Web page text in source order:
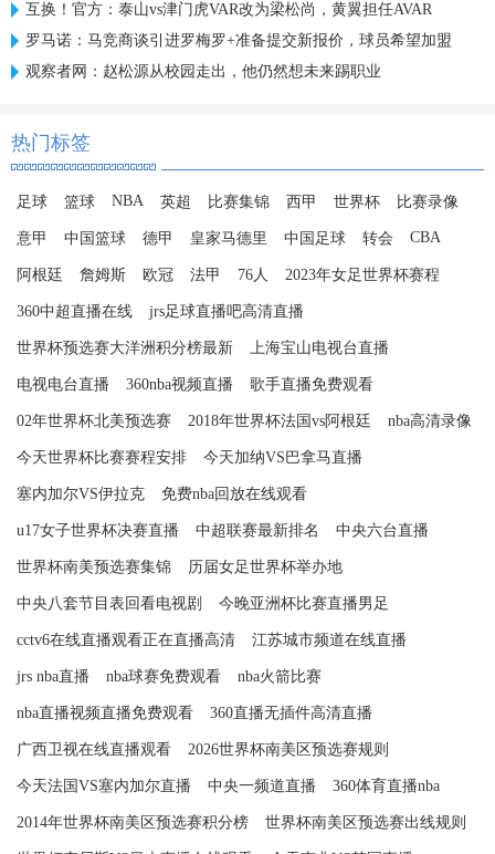
互换！官方：泰山vs津门虎VAR改为梁松尚，黄翼担任AVAR
罗马诺：马竞商谈引进罗梅罗+准备提交新报价，球员希望加盟
观察者网：赵松源从校园走出，他仍然想未来踢职业
热门标签
足球 篮球 NBA 英超 比赛集锦 西甲 世界杯 比赛录像
意甲 中国篮球 德甲 皇家马德里 中国足球 转会 CBA
阿根廷 詹姆斯 欧冠 法甲 76人 2023年女足世界杯赛程
360中超直播在线 jrs足球直播吧高清直播
世界杯预选赛大洋洲积分榜最新 上海宝山电视台直播
电视电台直播 360nba视频直播 歌手直播免费观看
02年世界杯北美预选赛 2018年世界杯法国vs阿根廷 nba高清录像
今天世界杯比赛赛程安排 今天加纳VS巴拿马直播
塞内加尔VS伊拉克 免费nba回放在线观看
u17女子世界杯决赛直播 中超联赛最新排名 中央六台直播
世界杯南美预选赛集锦 历届女足世界杯举办地
中央八套节目表回看电视剧 今晚亚洲杯比赛直播男足
cctv6在线直播观看正在直播高清 江苏城市频道在线直播
jrs nba直播 nba球赛免费观看 nba火箭比赛
nba直播视频直播免费观看 360直播无插件高清直播
广西卫视在线直播观看 2026世界杯南美区预选赛规则
今天法国VS塞内加尔直播 中央一频道直播 360体育直播nba
2014年世界杯南美区预选赛积分榜 世界杯南美区预选赛出线规则